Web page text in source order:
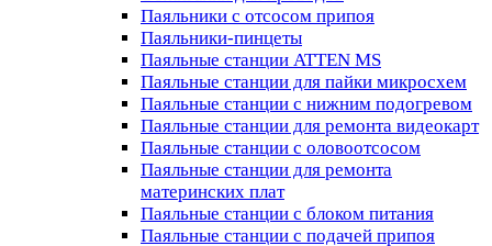
Паяльники с отсосом припоя
Паяльники-пинцеты
Паяльные станции ATTEN MS
Паяльные станции для пайки микросхем
Паяльные станции с нижним подогревом
Паяльные станции для ремонта видеокарт
Паяльные станции с оловоотсосом
Паяльные станции для ремонта
материнских плат
Паяльные станции с блоком питания
Паяльные станции с подачей припоя